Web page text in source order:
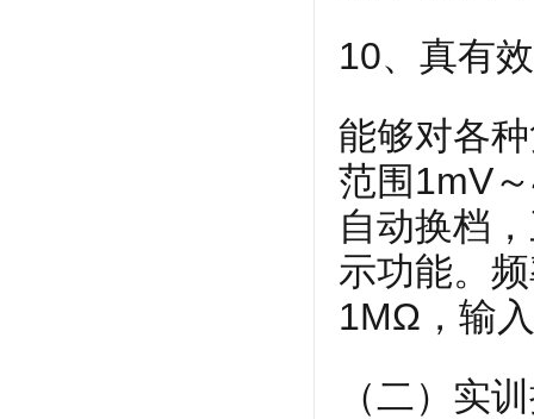
10、真有
能够对各
范围1mV
自动换档
示功能。
1MΩ，输
（二）实